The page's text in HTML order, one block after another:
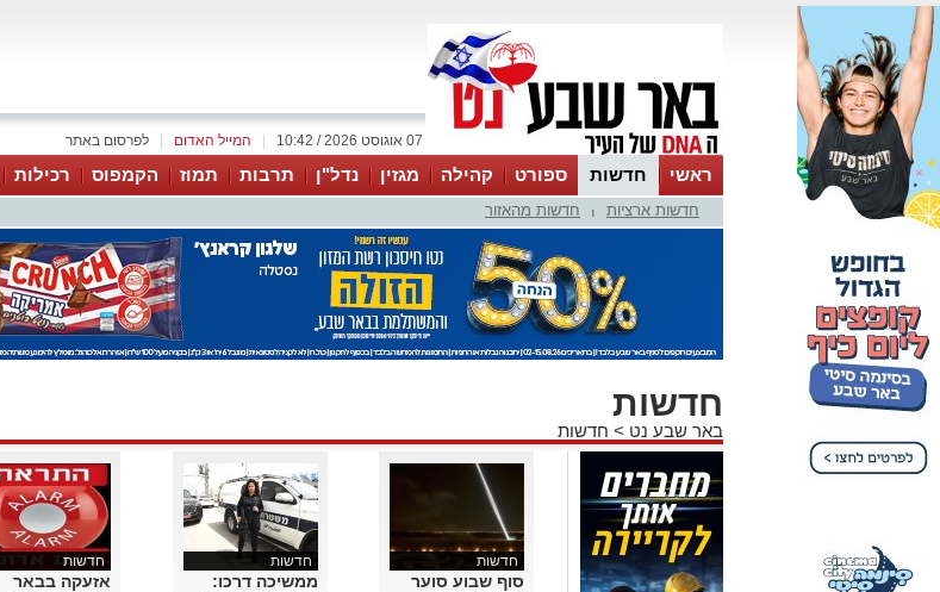
לפרסום באתר המייל האדום 07 אוגוסט 2026 / 10:42
ראשי חדשות ספורט קהילה מגזין נדל"ן תרבות תמוז הקמפוס רכילות
עסקים
טיפים והמלצותחדשות ארציות חדשות מהאזור
חדשות
באר שבע נט > חדשות
חדשות
סוף שבוע סוער
חדשות
ממשיכה דרכו:
חדשות
אזעקה בבאר